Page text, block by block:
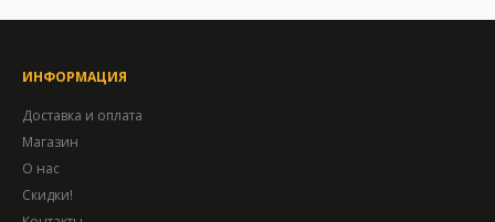
ИНФОРМАЦИЯ
Доставка и оплата
Магазин
О нас
Скидки!